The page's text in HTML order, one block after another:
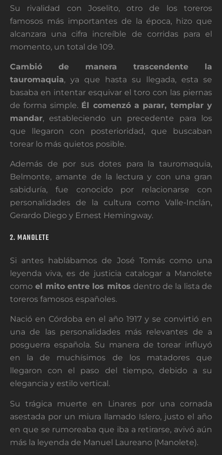
Su rivalidad con Joselito, otro de los toreros
famosos más importantes de la época, hizo que
alcanzara una cifra increíble de corridas para el
momento, un total de 109.
Cambió de manera trascendente la
tauromaquia, ya que hasta su llegada, esta se
basaba en intentar esquivar el toro con las piernas
de forma simple. Él comenzó a parar, templar y
mandar, estableciendo un precedente para los
que llegaron con posterioridad, que buscaban
torear lo más quietos posible.
Además de por sus dotes para la tauromaquia,
Belmonte, amante de la lectura y con una gran
sabiduría, fue conocido por relacionarse con
personalidades de la cultura como Valle-Inclán,
Gerardo Diego y Ernest Hemingway.
2. MANOLETE
Si antes hablábamos de José Tomás como una
leyenda viva, es de justicia catalogar a Manolete
como el mito entre los mitos dentro de la lista de
toreros famosos españoles.
Nació en Córdoba en el año 1917 y se convirtió en
una de las personalidades más relevantes de a
posguerra española. Su manera de torear influyó
en la de muchísimos de los matadores que
llegaron con el paso del tiempo, debido a su
elegancia y estilo vertical.
Su trágica muerte en Linares por una cornada
asestada por un miura llamado Islero, justo el año
en que se rumoreaba que iba a retirarse, avivó aún
más la leyenda de Manuel Laureano (Manolete).